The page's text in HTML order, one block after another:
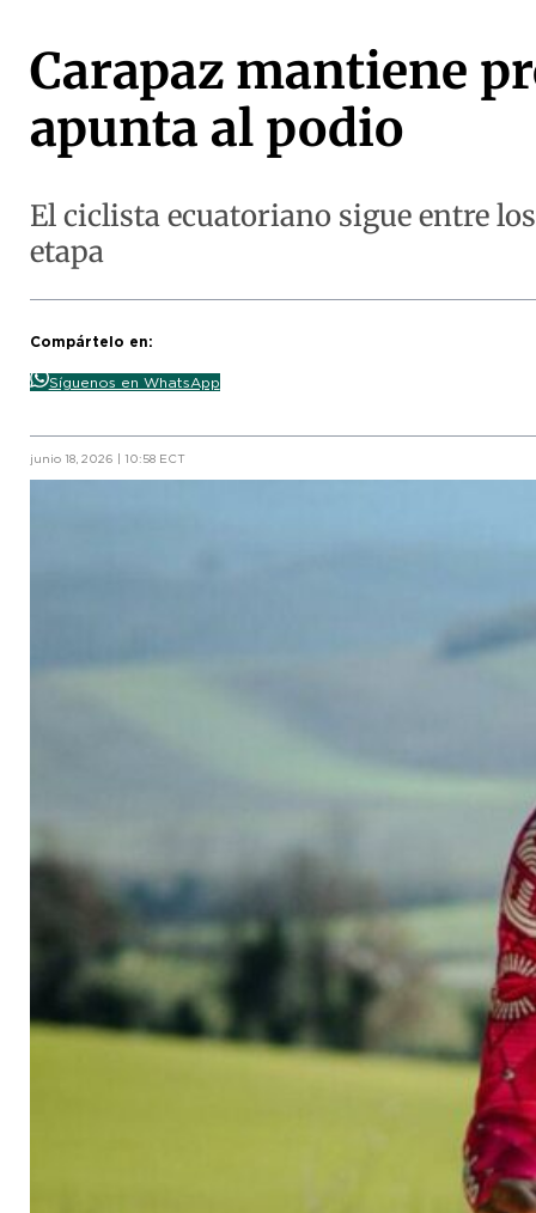
Carapaz mantiene
apunta al podio
El ciclista ecuatoriano sigue entre
etapa
Compártelo en:
Síguenos en WhatsApp
junio 18, 2026 | 10:58 ECT